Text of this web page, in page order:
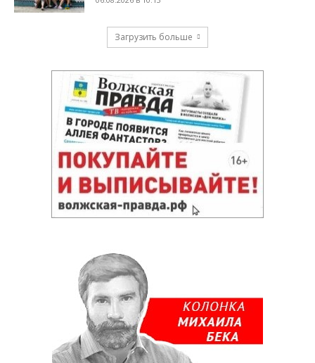
Загрузить больше